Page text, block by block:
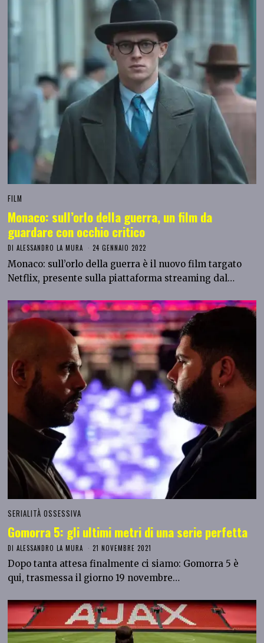
FILM
Monaco: sull’orlo della guerra, un film da
guardare con occhio critico
DIALESSANDRO LA MURA 24 GENNAIO 2022
Monaco: sull’orlo della guerra è il nuovo film targato
Netflix, presente sulla piattaforma streaming dal…
SERIALITÀ OSSESSIVA
Gomorra 5: gli ultimi metri di una serie perfetta
DIALESSANDRO LA MURA 21 NOVEMBRE 2021
Dopo tanta attesa finalmente ci siamo: Gomorra 5 è
qui, trasmessa il giorno 19 novembre…